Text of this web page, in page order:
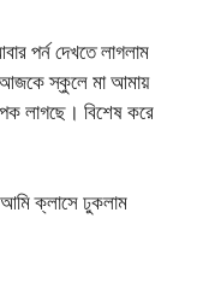
পর্ন দেখতে লাগলাম
স্কুলে মা আমায়
লাগছে। বিশেষ করে
আমি ক্লাসে ঢুকলাম